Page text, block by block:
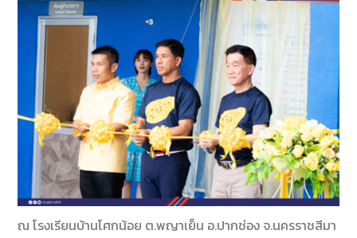
ณ โรงเรียนบ้านโศกน้อย ต.พญาเย็น อ.ปากช่อง จ.นครราชสีมา